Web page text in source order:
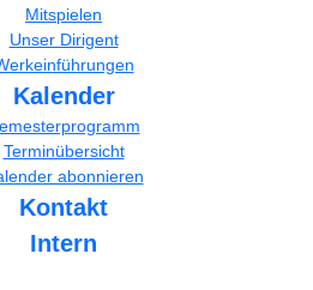
Mitspielen
Unser Dirigent
Kalender
Terminübersicht
abonnieren
Kontakt
Intern